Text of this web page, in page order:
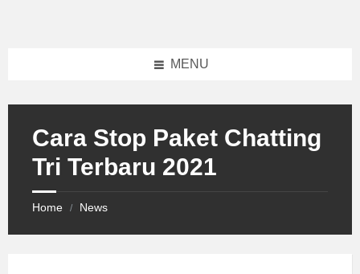
MENU
Cara Stop Paket Chatting
Tri Terbaru 2021
Home / News